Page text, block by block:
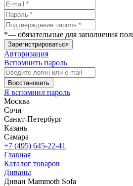
*— обязательные для заполнения
Зарегистрироваться
Авторизация
Вспомнить пароль
Восстановить
Я вспомнил пароль
Москва
Сочи
Санкт-Петербург
Казань
Самара
+7 (495) 645-22-41
Главная
Каталог товаров
Диваны
Диван Mammoth Sofa